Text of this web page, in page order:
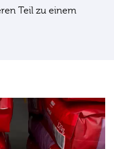
Teil zu einem